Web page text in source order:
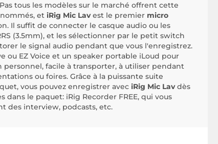
tous les modèles sur le marché offrent cette
et iRig Mic Lavest le premier micro
Il suffit de connecter le casque audio ou les
(3.5mm), et les sélectionner par le petit switch
le signal audio pendant que vous l'enregistrez.
ou EZ Voice et un speaker portable iLoud pour
personnel, facile à transporter, à utiliser pendant
ou foires. Grâce à la puissante suite
vous pouvez enregistrer avec iRig Mic Lavdès
dans le paquet: iRig Recorder FREE, qui vous
des interview, podcasts, etc.